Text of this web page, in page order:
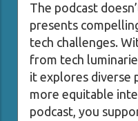
The podcast
presents
tech challenges.
from tech
it explores diverse
more equitable
podcast, you